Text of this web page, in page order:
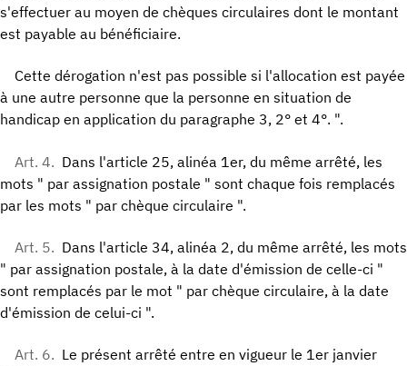
s'effectuer au moyen de chèques circulaires dont le montant
est payable au bénéficiaire.
Cette dérogation n'est pas possible si l'allocation est payée
à une autre personne que la personne en situation de
handicap en application du paragraphe 3, 2° et 4°. ".
Art. 4. Dans l'article 25, alinéa 1er, du même arrêté, les
mots " par assignation postale " sont chaque fois remplacés
par les mots " par chèque circulaire ".
Art. 5. Dans l'article 34, alinéa 2, du même arrêté, les mots
" par assignation postale, à la date d'émission de celle-ci "
sont remplacés par le mot " par chèque circulaire, à la date
d'émission de celui-ci ".
Art. 6. Le présent arrêté entre en vigueur le 1er janvier